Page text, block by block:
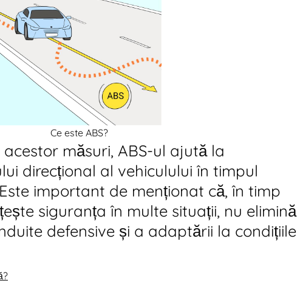
Ce este ABS?
măsuri, ABS-ul ajută la
direcțional al vehiculului în timpul
important de menționat că, în timp
siguranța în multe situații, nu elimină
defensive și a adaptării la condițiile